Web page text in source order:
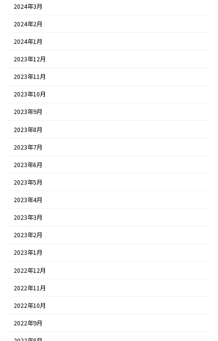
2024年3月
2024年2月
2024年1月
2023年12月
2023年11月
2023年10月
2023年9月
2023年8月
2023年7月
2023年6月
2023年5月
2023年4月
2023年3月
2023年2月
2023年1月
2022年12月
2022年11月
2022年10月
2022年9月